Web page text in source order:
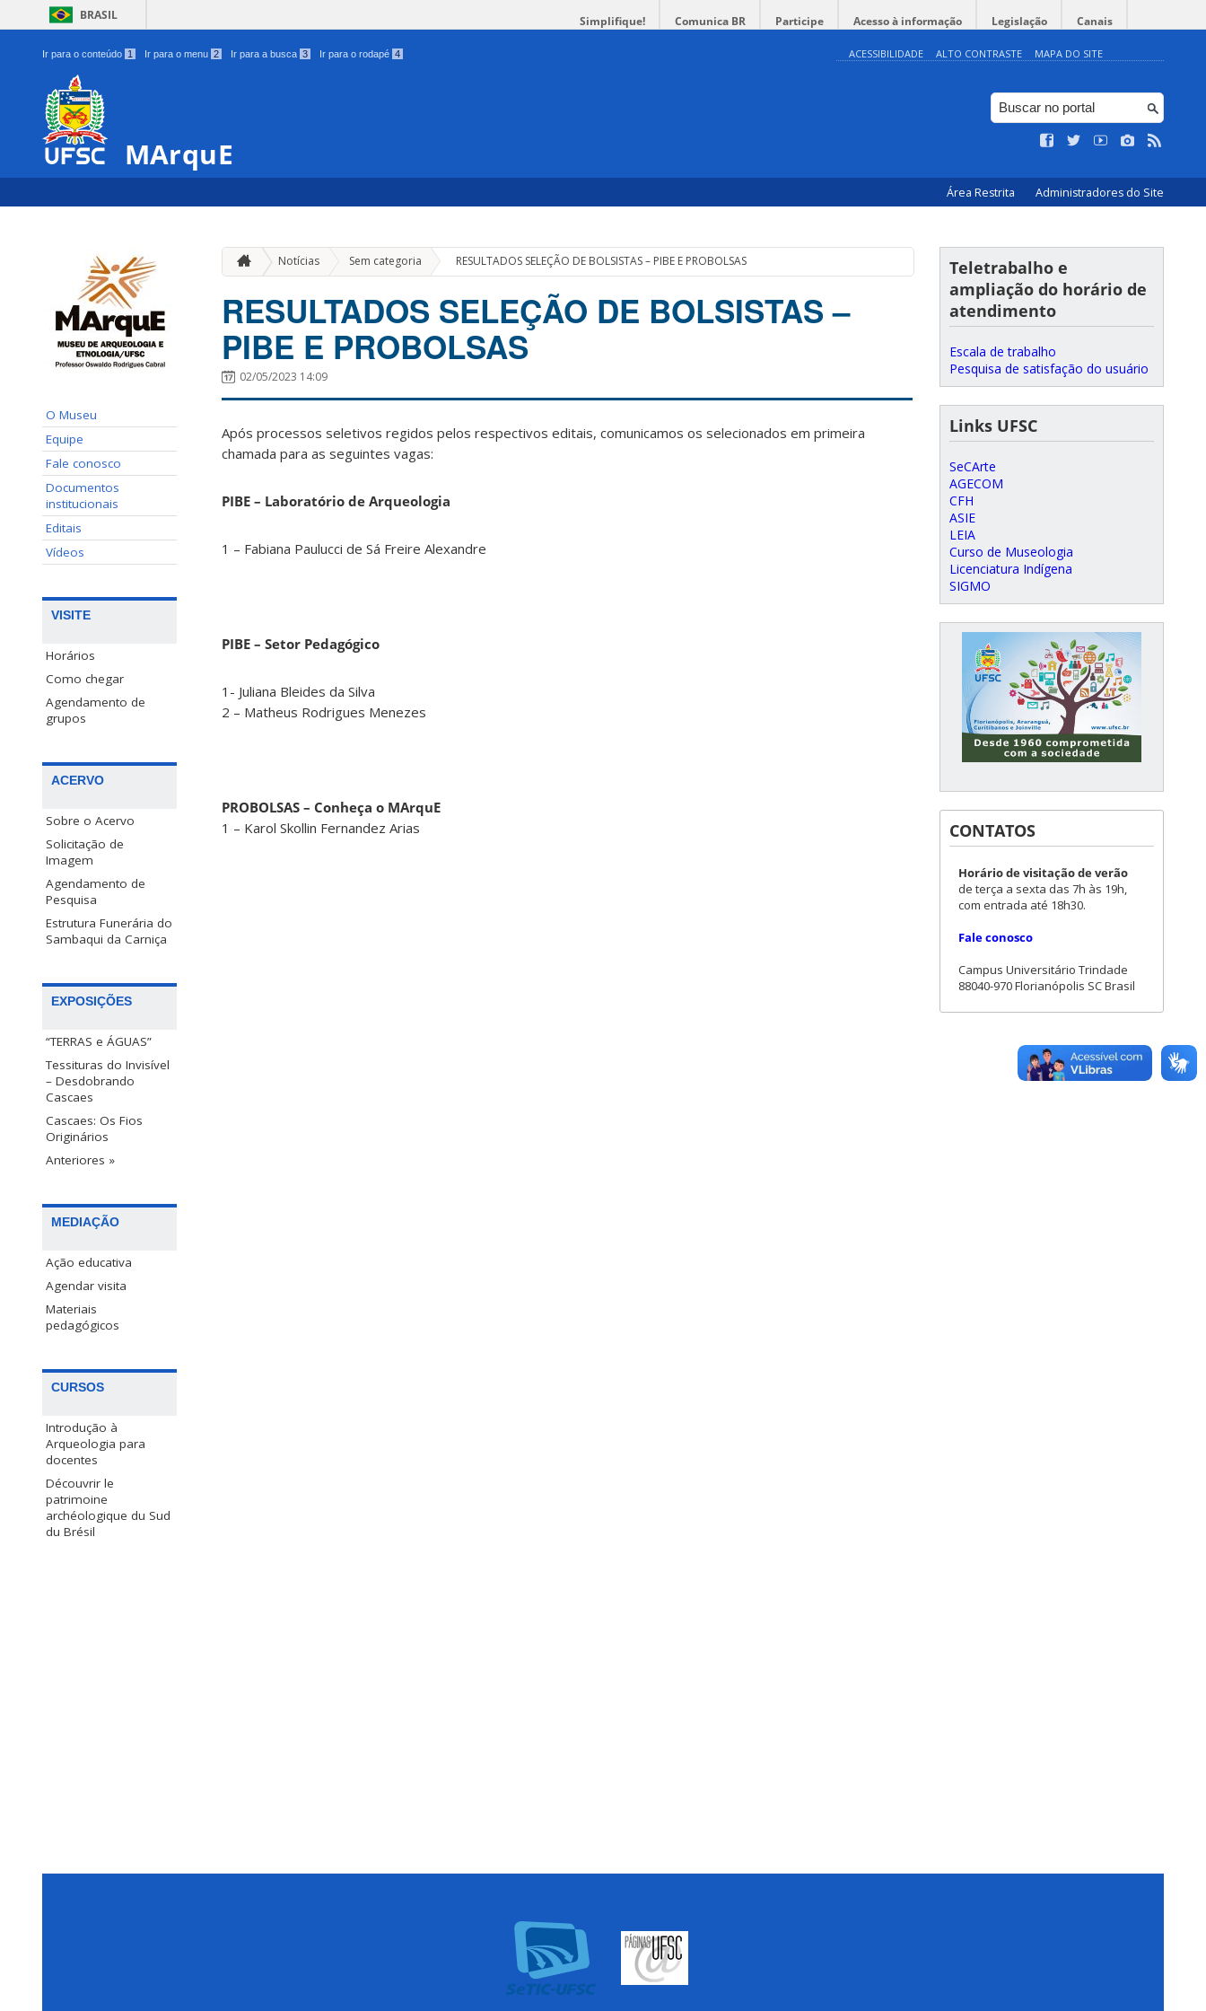
BRASIL Simplifique! Comunica BR Participe Acesso à informação Legislação Canais
Ir para o conteúdo 1 Ir para o menu 2 Ir para a busca 3 Ir para o rodapé 4 ACESSIBILIDADE ALTO CONTRASTE MAPA DO SITE
MArquE
Área Restrita Administradores do Site
O Museu
Equipe
Fale conosco
Documentos
institucionais
Editais
Vídeos
VISITE
Horários
Como chegar
Agendamento de
grupos
ACERVO
Sobre o Acervo
Solicitação de
Imagem
Agendamento de
Pesquisa
Estrutura Funerária do
Sambaqui da Carniça
EXPOSIÇÕES
“TERRAS e ÁGUAS”
Tessituras do Invisível
– Desdobrando
Cascaes
Cascaes: Os Fios
Originários
Anteriores »
MEDIAÇÃO
Ação educativa
Agendar visita
Materiais
pedagógicos
CURSOS
Introdução à
Arqueologia para
docentes
Découvrir le
patrimoine
archéologique du Sud
du Brésil
Notícias Sem categoria » RESULTADOS SELEÇÃO DE BOLSISTAS – PIBE E PROBOLSAS
RESULTADOS SELEÇÃO DE BOLSISTAS –
PIBE E PROBOLSAS
02/05/2023 14:09
Após processos seletivos regidos pelos respectivos editais, comunicamos os selecionados em primeira
chamada para as seguintes vagas:
PIBE – Laboratório de Arqueologia
1 – Fabiana Paulucci de Sá Freire Alexandre
PIBE – Setor Pedagógico
1- Juliana Bleides da Silva
2 – Matheus Rodrigues Menezes
PROBOLSAS – Conheça o MArquE
1 – Karol Skollin Fernandez Arias
Teletrabalho e
ampliação do horário de
atendimento
Escala de trabalho
Pesquisa de satisfação do usuário
Links UFSC
SeCArte
AGECOM
CFH
ASIE
LEIA
Curso de Museologia
Licenciatura Indígena
SIGMO
CONTATOS
Horário de visitação de verão
de terça a sexta das 7h às 19h,
com entrada até 18h30.
Fale conosco
Campus Universitário Trindade
88040-970 Florianópolis SC Brasil